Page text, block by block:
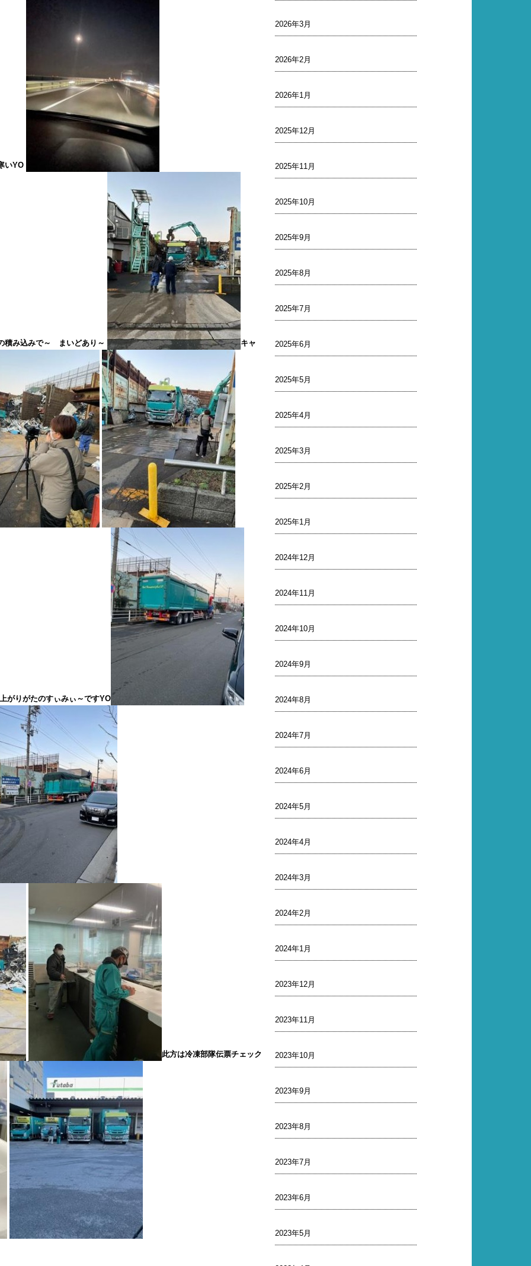
いYO
積み込みで～ まいどあり～ キャ
がりがたのすぃみぃ～ですYO
此方は冷凍部隊伝票チェック
2026年3月
2026年2月
2026年1月
2025年12月
2025年11月
2025年10月
2025年9月
2025年8月
2025年7月
2025年6月
2025年5月
2025年4月
2025年3月
2025年2月
2025年1月
2024年12月
2024年11月
2024年10月
2024年9月
2024年8月
2024年7月
2024年6月
2024年5月
2024年4月
2024年3月
2024年2月
2024年1月
2023年12月
2023年11月
2023年10月
2023年9月
2023年8月
2023年7月
2023年6月
2023年5月